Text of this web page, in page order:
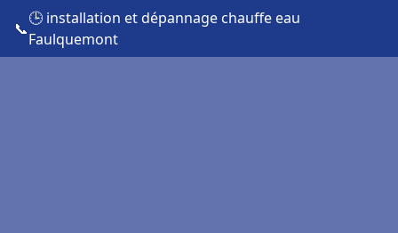
📞
🕒 installation et dépannage chauffe eau
Faulquemont